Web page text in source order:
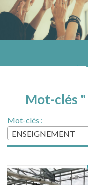
Mot-clés "
Mot-clés :
ENSEIGNEMENT